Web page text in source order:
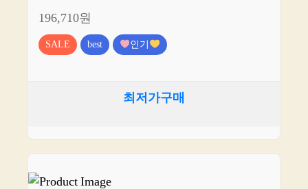
196,710원
SALE best 인기
최저가구매